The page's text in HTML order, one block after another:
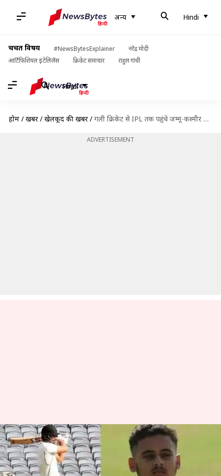
अन्य Hindi
चर्चित विषय #NewsBytesExplainer
नरेंद्र मोदी
आर्टिफिशियल इंटेलिजेंस
क्रिकेट समाचार राहुल गांधी
Hindi
होम / खबरें / खेलकूद की खबरें / गली क्रिकेट से IPL तक पहुंचे जम्मू-कश्मीर के समद, जानें इरफान पठान ने कैसे की मदद
ADVERTISEMENT
गली क्रिकेट से IPL तक पहुंचे जम्मू-
कश्मीर के समद, जानें इरफान पठान
ने कैसे की मदद